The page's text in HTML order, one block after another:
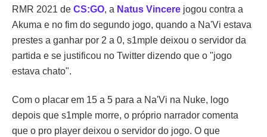
RMR 2021 de CS:GO, a Natus Vincere jogou contra a
Akuma e no fim do segundo jogo, quando a Na'Vi estava
prestes a ganhar por 2 a 0, s1mple deixou o servidor da
partida e se justificou no Twitter dizendo que o "jogo
estava chato".
Com o placar em 15 a 5 para a Na'Vi na Nuke, logo
depois que s1mple morre, o próprio narrador comenta
que o pro player deixou o servidor do jogo. O que